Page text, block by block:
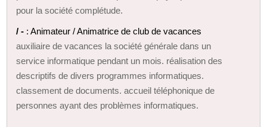
pour la société complétude.
/ - : Animateur / Animatrice de club de vacances
auxiliaire de vacances la société générale dans un
service informatique pendant un mois. réalisation des
descriptifs de divers programmes informatiques.
classement de documents. accueil téléphonique de
personnes ayant des problèmes informatiques.